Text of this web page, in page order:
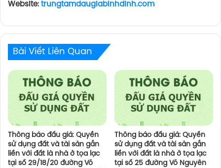
Website: trungtamdaugiabinhdinh.com
Bài Viết Liên Quan
Thông báo đấu giá: Quyền
sử dụng đất và tài sản gắn
liền với đất là nhà ở tọa lạc
tại số 29/18/20 đường Võ
Thông báo đấu giá: Quyền
sử dụng đất và tài sản gắn
liền với đất là nhà ở tọa lạc
tại số 25 đường Võ Nguyên